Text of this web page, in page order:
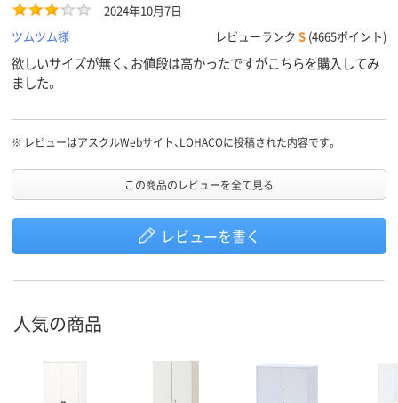
2024年10月7日
ツムツム様
レビューランク S (4665ポイント)
欲しいサイズが無く、お値段は高かったですがこちらを購入してみ
ました。
※ レビューはアスクルWebサイト、LOHACOに投稿された内容です。
この商品のレビューを全て見る
レビューを書く
人気の商品